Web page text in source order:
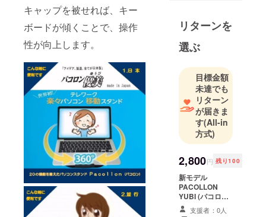
キャップを被せれば、キー
ボードが傾くことで、操作
性が向上します。
は、日本で
得しており
リターンを
選ぶ
目標金額
未達でも
リターン
が届きま
す(All-in
方式)
2,800円 残り100
新モデル
PACOLLON
YUBI (パコロン
優美) / グレー
支援者：0人